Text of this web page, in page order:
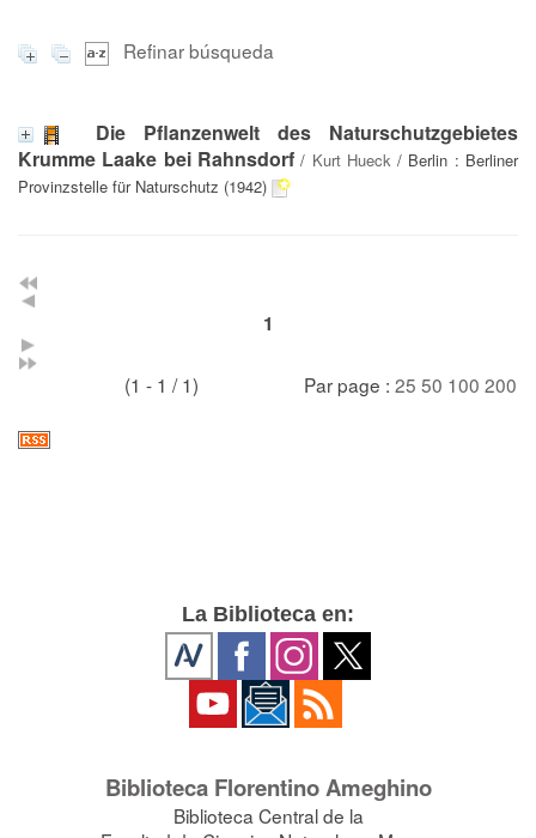
Refinar búsqueda
Die Pflanzenwelt des Naturschutzgebietes
Krumme Laake bei Rahnsdorf/ Kurt Hueck/ Berlin : Berliner
Provinzstelle für Naturschutz (1942)
1
(1 - 1 / 1) Par page : 25 50 100 200
La Biblioteca en:
Biblioteca Florentino Ameghino
Biblioteca Central de la